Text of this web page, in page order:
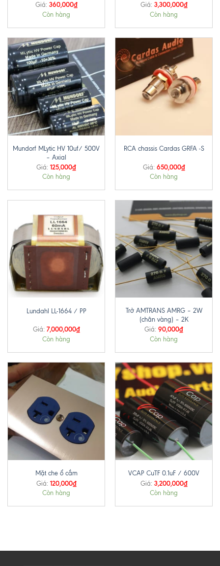
Giá: 360,000₫
Còn hàng
Giá: 3,300,000₫
Còn hàng
Mundorf MLytic HV 10uf/ 500V
– Axial
Giá: 125,000₫
Còn hàng
RCA chassis Cardas GRFA -S
Giá: 650,000₫
Còn hàng
Lundahl LL-1664 / PP
Giá: 7,000,000₫
Còn hàng
Trở AMTRANS AMRG – 2W
(chân vàng) – 2K
Giá: 90,000₫
Còn hàng
Mặt che ổ cắm
Giá: 120,000₫
Còn hàng
VCAP CuTF 0.1uF / 600V
Giá: 3,200,000₫
Còn hàng